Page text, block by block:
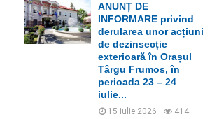
ANUNȚ DE
INFORMARE privind
derularea unor acțiuni
de dezinsecție
exterioară în Orașul
Târgu Frumos, în
perioada 23 – 24
iulie...
15 iulie 2026 414